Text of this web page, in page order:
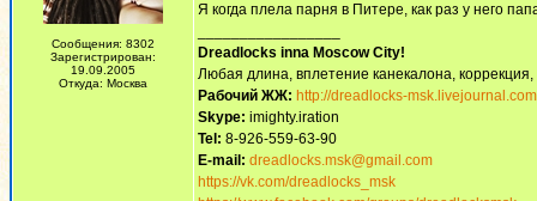
Сообщения: 8302
Зарегистрирован:
19.09.2005
Откуда: Москва
Я когда плела парня в Питере, как раз у него
Dreadlocks inna Moscow Сity!
Любая длина, вплетение канекалона,
Рабочий ЖЖ: http://dreadlocks-
Skype: imighty.iration
Tel: 8-926-559-63-90
E-mail: dreadlocks.msk@gmail.com
https://vk.com/dreadlocks_msk